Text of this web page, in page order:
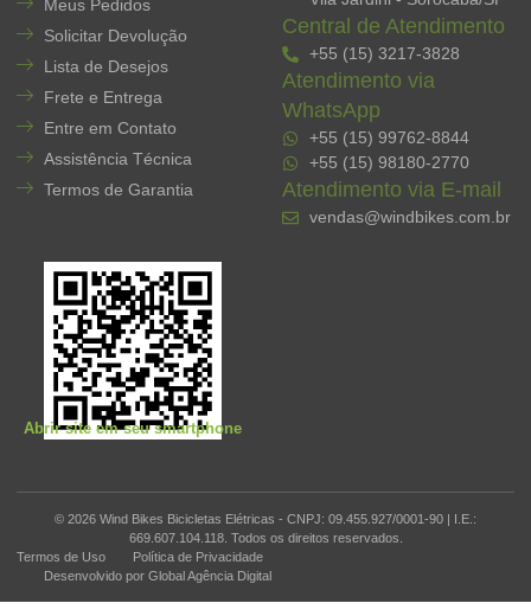
Meus Pedidos
Solicitar Devolução
Lista de Desejos
Frete e Entrega
Entre em Contato
Assistência Técnica
Termos de Garantia
Abrir site em seu smartphone
Central de Atendimento
+55 (15) 3217-3828
Atendimento via
WhatsApp
+55 (15) 99762-8844
+55 (15) 98180-2770
Atendimento via E-mail
vendas@windbikes.com.br
© 2026 Wind Bikes Bicicletas Elétricas - CNPJ: 09.455.927/0001-90 | I.E.:
669.607.104.118. Todos os direitos reservados.
Termos de Uso
Política de Privacidade
Desenvolvido por Global Agência Digital